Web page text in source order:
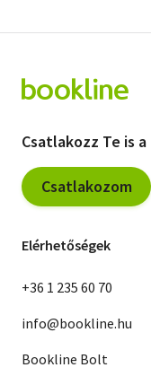
Csatlakozz Te is
Csatlakozom
Elérhetőségek
+36 1 235 60 70
info@bookline.hu
Bookline Bolt